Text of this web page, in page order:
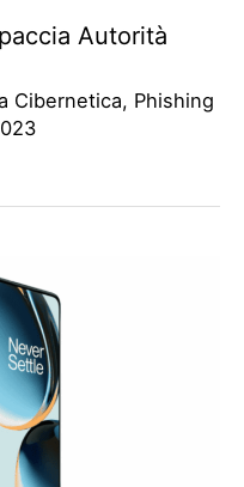
Autorità
Cibernetica, Phishing